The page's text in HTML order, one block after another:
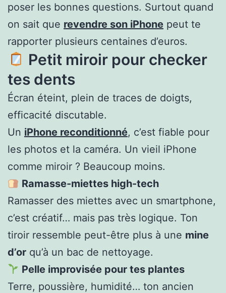
poser les bonnes questions. Surtout quand
on sait que revendre son iPhone peut te
rapporter plusieurs centaines d’euros.
Petit miroir pour checker
tes dents
Écran éteint, plein de traces de doigts,
efficacité discutable.
Un iPhone reconditionné, c’est fiable pour
les photos et la caméra. Un vieil iPhone
comme miroir ? Beaucoup moins.
Ramasse-miettes high-tech
Ramasser des miettes avec un smartphone,
c’est créatif… mais pas très logique. Ton
tiroir ressemble peut-être plus à une mine
d’or qu’à un bac de nettoyage.
Pelle improvisée pour tes plantes
Terre, poussière, humidité… ton ancien